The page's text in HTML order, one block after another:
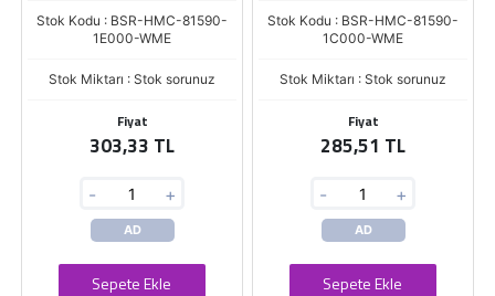
Stok Kodu : BSR-HMC-81590-
1E000-WME
Stok Miktarı : Stok sorunuz
Fiyat
303,33 TL
- +
AD
Sepete Ekle
Stok Kodu : BSR-HMC-81590-
1C000-WME
Stok Miktarı : Stok sorunuz
Fiyat
285,51 TL
- +
AD
Sepete Ekle